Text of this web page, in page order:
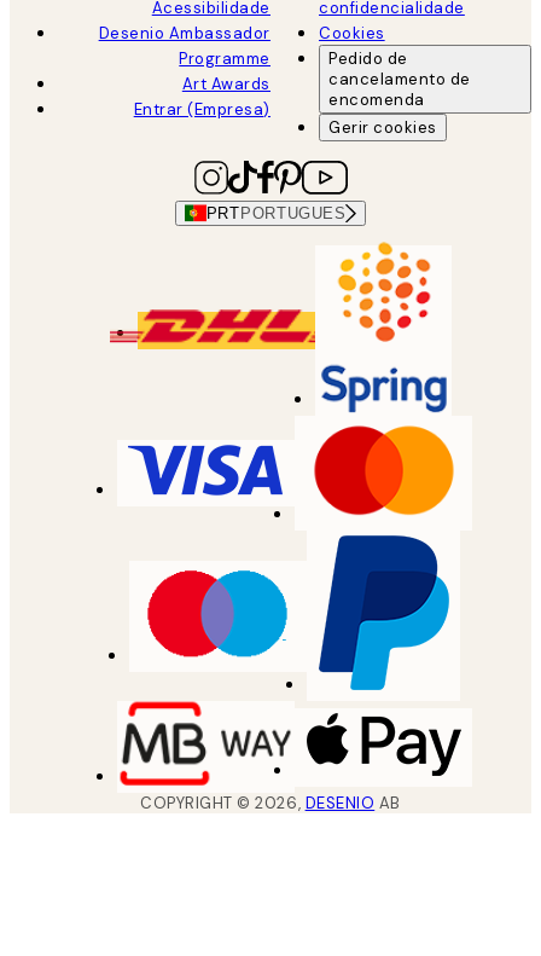
Acessibilidade
Desenio Ambassador
Programme
Art Awards
Entrar (Empresa)
confidencialidade
Cookies
Pedido de
cancelamento de
encomenda
Gerir cookies
PRT PORTUGUES
COPYRIGHT ©2026, DESENIO AB